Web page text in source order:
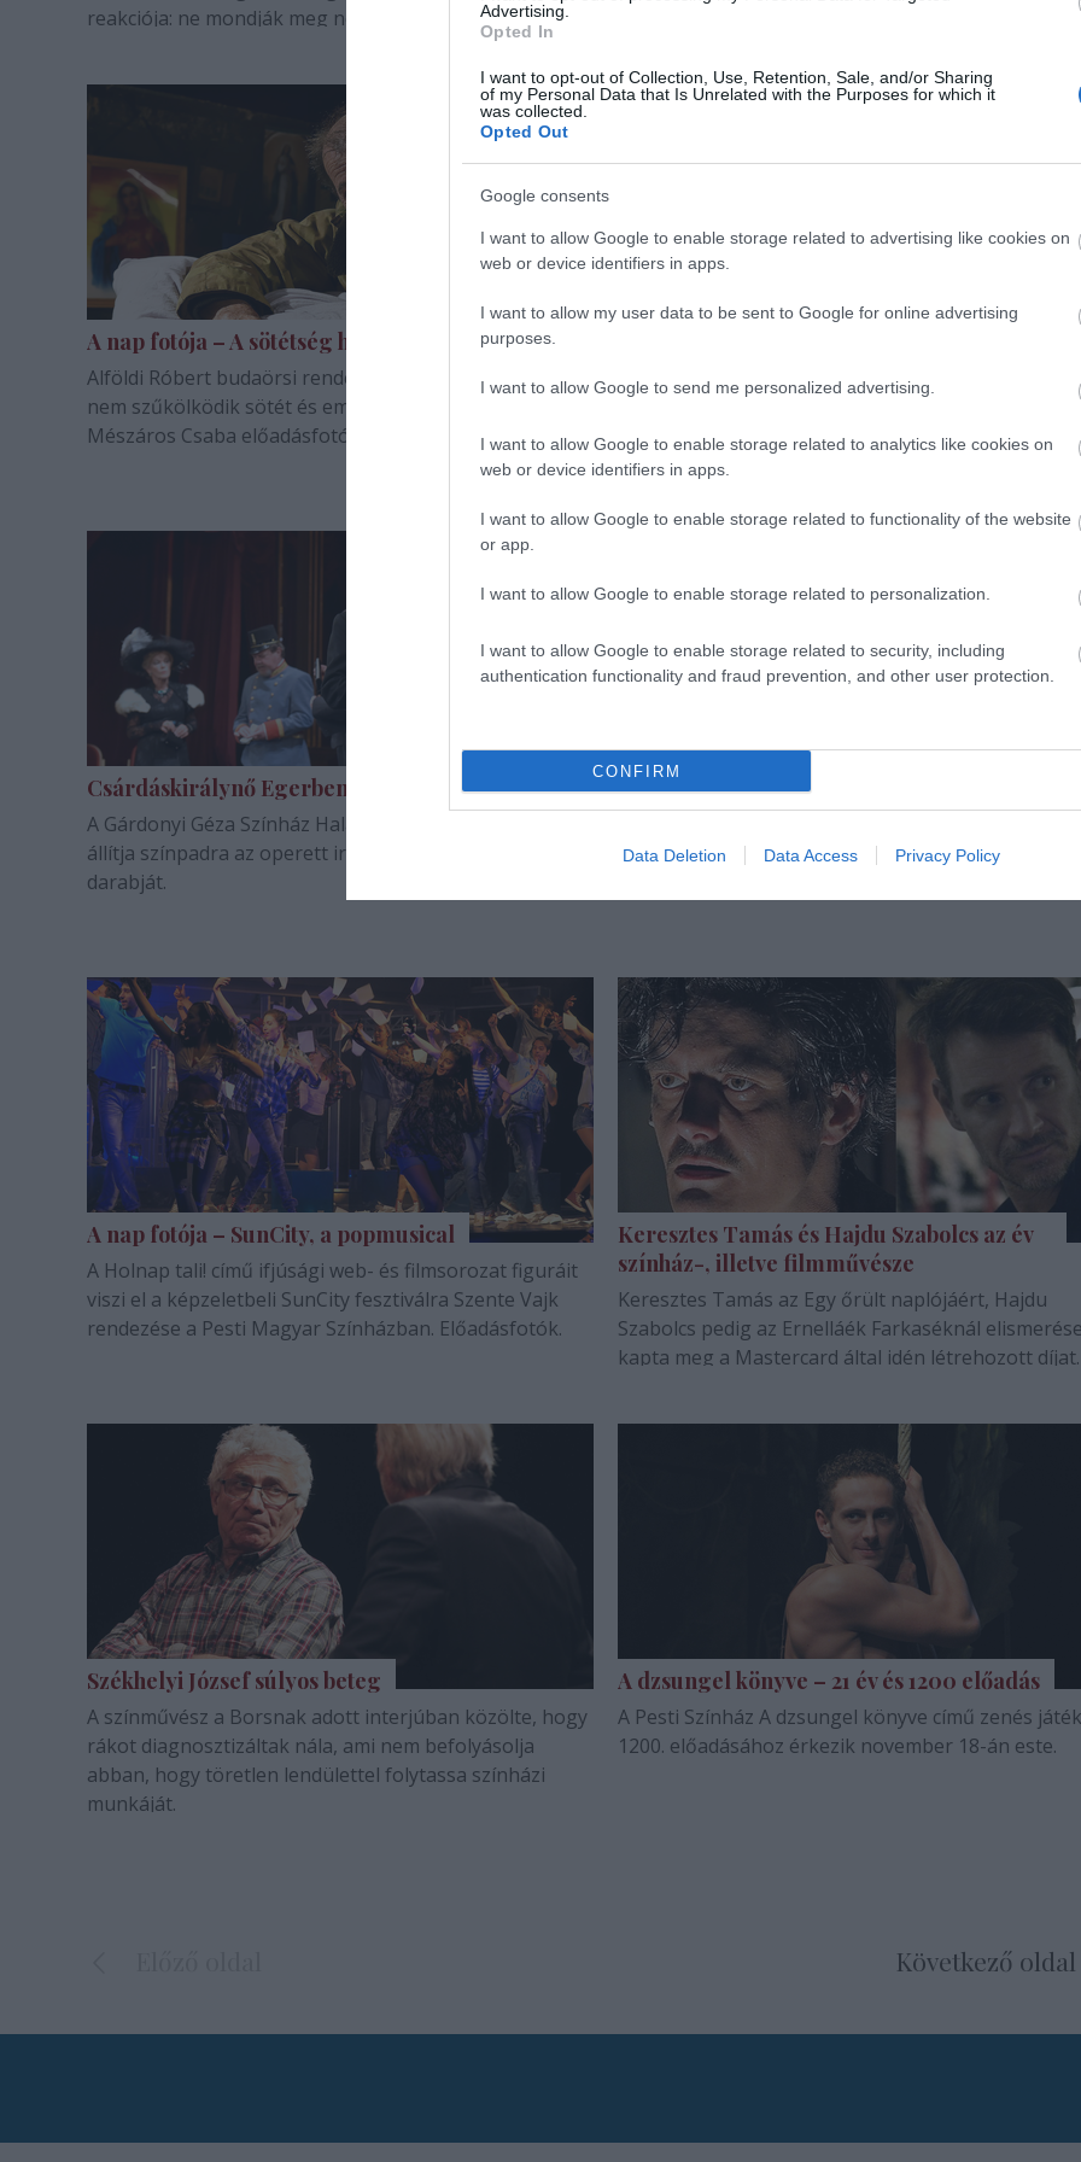
Advertising.
Opted In
I want to opt-out of Collection, Use, Retention, Sale, and/or Sharing
of my Personal Data that Is Unrelated with the Purposes for which it
was collected.
Opted Out
Google consents
I want to allow Google to enable storage related to advertising like cookies on
web or device identifiers in apps.
I want to allow my user data to be sent to Google for online advertising
purposes.
I want to allow Google to send me personalized advertising.
I want to allow Google to enable storage related to analytics like cookies on
web or device identifiers in apps.
I want to allow Google to enable storage related to functionality of the website
or app.
I want to allow Google to enable storage related to personalization.
I want to allow Google to enable storage related to security, including
authentication functionality and fraud prevention, and other user protection.
CONFIRM
Data Deletion Data Access Privacy Policy
reakciója: ne mondják meg neki, kit küldjön el.
Harlem, amely két nap alatt nyolc táncművet ad elő.
A nap fotója – A sötétség hatalmáról
Alföldi Róbert budaörsi rendezése szemmel láthatóan
nem szűkölködik sötét és emberi tónusokban.
Mészáros Csaba előadásfotói.
Pásztor Erzsit, aki 81 évesen is rendszeresen
168 óra kérdezte az aktív nyugdíjas élet
mindennapjairól, örömeiről és esetleges bánatáról.
Csárdáskirálynő Egerben
A Gárdonyi Géza Színház Halasi Imre rendezésében
állítja színpadra az operett irodalom legismertebb
darabját.
Egy előadás a férfitekintet hatalmáról
Queendom című előadásában hét nővel kísérletet
A nap fotója – SunCity, a popmusical
A Holnap tali! című ifjúsági web- és filmsorozat figuráit
viszi el a képzeletbeli SunCity fesztiválra Szente Vajk
rendezése a Pesti Magyar Színházban. Előadásfotók.
Keresztes Tamás és Hajdu Szabolcs az év
színház-, illetve filmművésze
Keresztes Tamás az Egy őrült naplójáért, Hajdu
Szabolcs pedig az Ernelláék Farkaséknál
kapta meg a Mastercard által idén létrehozott
Székhelyi József súlyos beteg
A színművész a Borsnak adott interjúban közölte, hogy
rákot diagnosztizáltak nála, ami nem befolyásolja
abban, hogy töretlen lendülettel folytassa színházi
munkáját.
A dzsungel könyve – 21 év és 1200 előadás
A Pesti Színház A dzsungel könyve című zenés
1200. előadásához érkezik november 18-án este.
Következő oldal